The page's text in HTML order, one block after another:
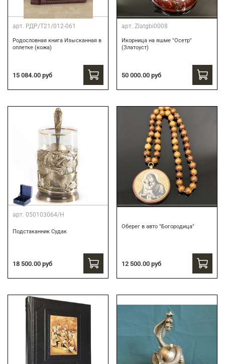
арт. РДР/Т21/012-061
Родословная книга Изысканная в
оплетке (кожа)
15 084.00 руб
арт. Zlatgbi0008
Икорница на яшме "Осетр"
(Златоуст)
50 000.00 руб
арт. 050103064/Н
Подстаканник Судак
18 500.00 руб
Оберег в авто "Богородица"
12 500.00 руб